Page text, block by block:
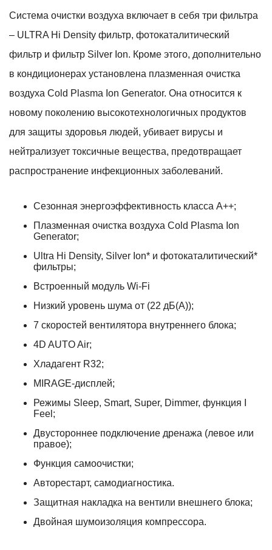
Система очистки воздуха включает в себя три фильтра
– ULTRA Hi Density фильтр, фотокаталитический
фильтр и фильтр Silver Ion. Кроме этого, дополнительно
в кондиционерах установлена плазменная очистка
воздуха Cold Plasma Ion Generator. Она относится к
новому поколению высокотехнологичных продуктов
для защиты здоровья людей, убивает вирусы и
нейтрализует токсичные вещества, предотвращает
распространение инфекционных заболеваний.
Сезонная энергоэффективность класса А++;
Плазменная очистка воздуха Cold Plasma Ion
Generator;
Ultra Hi Density, Silver Ion* и фотокаталитический*
фильтры;
Встроенный модуль Wi-Fi
Низкий уровень шума от (22 дБ(А));
7 скоростей вентилятора внутреннего блока;
4D AUTO Air;
Хладагент R32;
MIRAGE-дисплей;
Режимы Sleep, Smart, Super, Dimmer, функция
Feel;
Двустороннее подключение дренажа (левое или
правое);
Функция самоочистки;
Авторестарт, самодиагностика.
Защитная накладка на вентили внешнего блока;
Двойная шумоизоляция компрессора.